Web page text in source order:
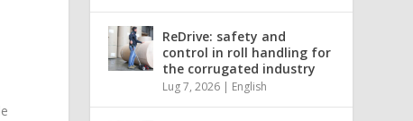
ReDrive: safety and
control in roll handling for
the corrugated industry
Lug 7, 2026 | English